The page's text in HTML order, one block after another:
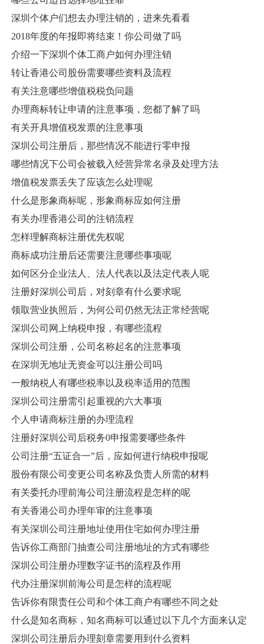
深圳个体户们想去办理注销的，进来先看看
2018年度的年报即将结束！你公司做了吗
介绍一下深圳个体工商户如何办理注销
转让香港公司股份需要哪些资料及流程
有关注意哪些增值税税负问题
办理商标转让申请的注意事项，您都了解了吗
有关开具增值税发票的注意事项
深圳公司注册后，那些情况不能进行零申报
哪些情况下公司会被载入经营异常名录及处理方法
增值税发票丢失了应该怎么处理呢
什么是形象商标呢，形象商标应如何注册
有关办理香港公司的注销流程
怎样理解商标注册优先权呢
商标成功注册后还需要注意哪些事项呢
如何区分企业法人、法人代表以及法定代表人呢
注册好深圳公司后，对刻章有什么要求呢
领取营业执照后，为何公司仍然无法正常经营呢
深圳公司网上纳税申报，有哪些流程
深圳公司注册，公司名称起名的注意事项
在深圳无地址无资金可以注册公司吗
一般纳税人有哪些税率以及税率适用的范围
深圳公司注册需引起重视的六大事项
个人申请商标注册的办理流程
注册好深圳公司后税务0申报需要哪些条件
公司注册“五证合一”后，应如何进行纳税申报呢
股份有限公司变更公司名称及负责人所需的材料
有关委托办理前海公司注册流程是怎样的呢
有关香港公司办理年审的注意事项
有关深圳公司注册地址使用住宅如何办理注册
告诉你工商部门抽查公司注册地址的方式有哪些
深圳公司注册办理数字证书的流程及作用
代办注册深圳前海公司是怎样的流程呢
告诉你有限责任公司和个体工商户有哪些不同之处
什么是知名商标，知名商标可以通过以下几个方面来认定
深圳公司注册后办理刻章需要用到什么资料